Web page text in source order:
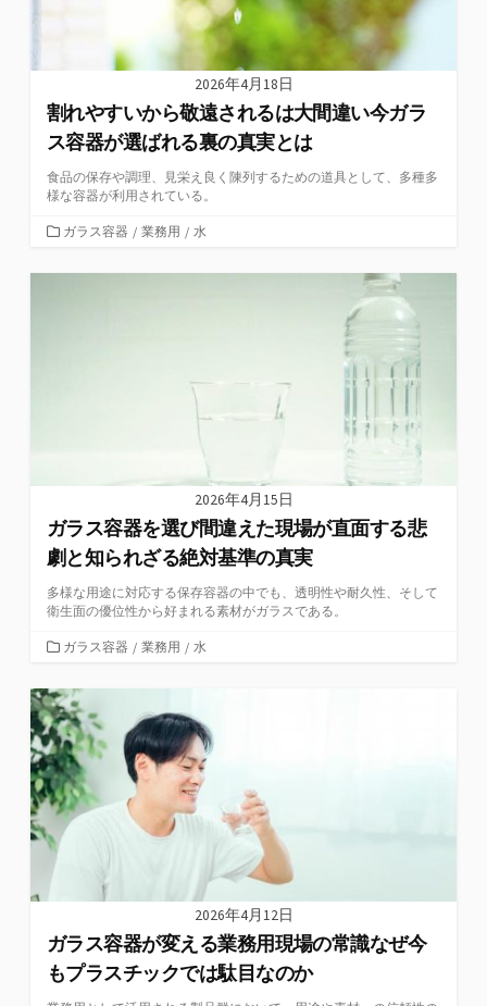
2026年4月18日
割れやすいから敬遠されるは大間違い今ガラ
ス容器が選ばれる裏の真実とは
食品の保存や調理、見栄え良く陳列するための道具として、多種多
様な容器が利用されている。
カ
ゴ
ガラス容器 / 業務用 / 水
2026年4月15日
ガラス容器を選び間違えた現場が直面する悲
劇と知られざる絶対基準の真実
多様な用途に対応する保存容器の中でも、透明性や耐久性、そして
衛生面の優位性から好まれる素材がガラスである。
カ
ゴ
リ
ー
ガラス容器 / 業務用 / 水
2026年4月12日
ガラス容器が変える業務用現場の常識なぜ今
もプラスチックでは駄目なのか